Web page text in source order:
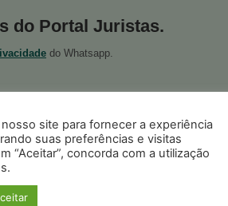
do Portal Juristas.
do Whatsapp.
site para fornecer a experiência
suas preferências e visitas
“Aceitar”, concorda com a utilização